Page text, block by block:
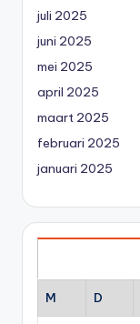
juli 2025
juni 2025
mei 2025
april 2025
maart 2025
februari 2025
januari 2025
M D